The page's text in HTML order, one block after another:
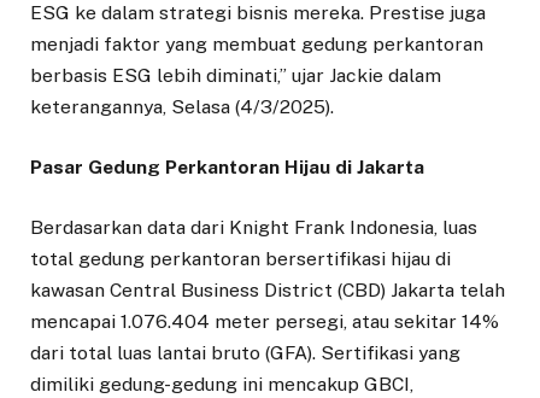
ESG ke dalam strategi bisnis mereka. Prestise juga
menjadi faktor yang membuat gedung perkantoran
berbasis ESG lebih diminati,” ujar Jackie dalam
keterangannya, Selasa (4/3/2025).
Pasar Gedung Perkantoran Hijau di Jakarta
Berdasarkan data dari Knight Frank Indonesia, luas
total gedung perkantoran bersertifikasi hijau di
kawasan Central Business District (CBD) Jakarta telah
mencapai 1.076.404 meter persegi, atau sekitar 14%
dari total luas lantai bruto (GFA). Sertifikasi yang
dimiliki gedung-gedung ini mencakup GBCI,